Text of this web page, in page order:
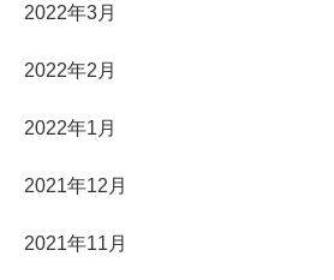
2022年3月
2022年2月
2022年1月
2021年12月
2021年11月